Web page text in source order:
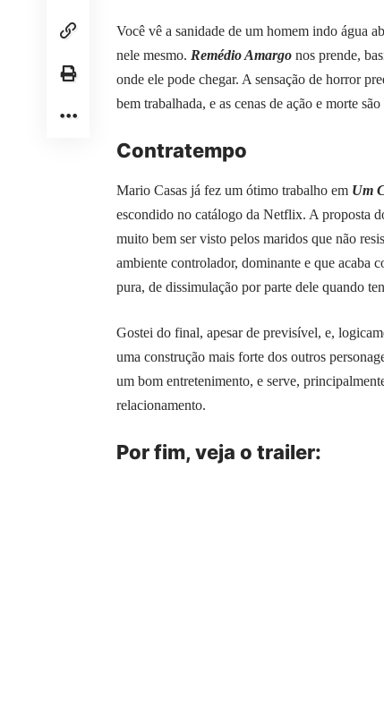
Você vê a sanidade de um homem indo água
nele mesmo. Remédio Amargo nos prende,
onde ele pode chegar. A sensação de horror
bem trabalhada, e as cenas de ação e morte
Contratempo
Mario Casas já fez um ótimo trabalho em Um
escondido no catálogo da Netflix. A proposta
muito bem ser visto pelos maridos que não
ambiente controlador, dominante e que acaba
pura, de dissimulação por parte dele quando
Gostei do final, apesar de previsível, e,
uma construção mais forte dos outros
um bom entretenimento, e serve,
relacionamento.
Por fim, veja o trailer: